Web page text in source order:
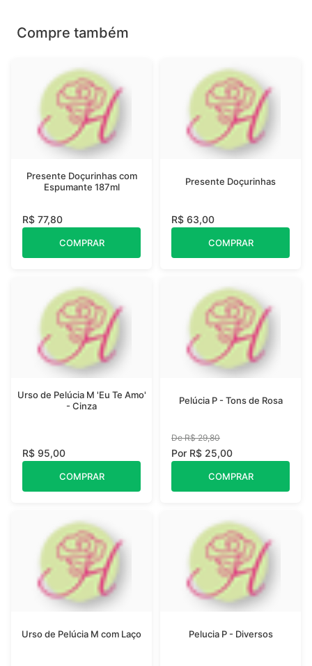
Compre também
Presente Doçurinhas com
Espumante 187ml
R$ 77,80
COMPRAR
Presente Doçurinhas
R$ 63,00
COMPRAR
Urso de Pelúcia M 'Eu Te Amo'
- Cinza
R$ 95,00
COMPRAR
Pelúcia P - Tons de Rosa
De R$ 29,80
Por R$ 25,00
COMPRAR
Urso de Pelúcia M com Laço Pelucia P - Diversos